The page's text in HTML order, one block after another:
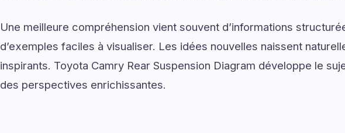
Une meilleure compréhension vient souvent d’informations
d’exemples faciles à visualiser. Les idées nouvelles naissent
inspirants. Toyota Camry Rear Suspension Diagram développe le
des perspectives enrichissantes.